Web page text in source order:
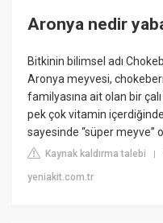
Aronya nedir
Bitkinin bilimsel adı
Aronya meyvesi,
familyasına ait olan bir
pek çok vitamin
sayesinde “süper meyve”
Kaynak kaldırma talebi |
yeniakit.com.tr